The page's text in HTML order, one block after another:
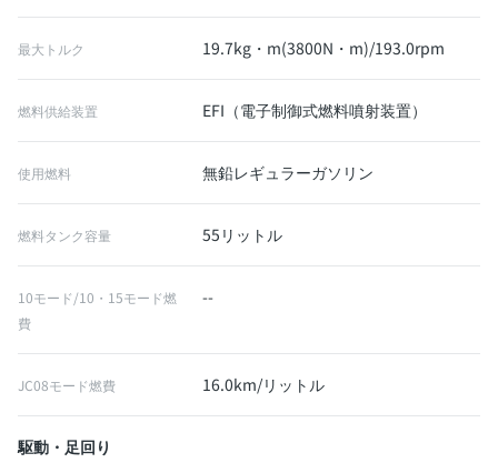
最大トルク 19.7kg・m(3800N・m)/193.0rpm
燃料供給装置 EFI（電子制御式燃料噴射装置）
使用燃料 無鉛レギュラーガソリン
燃料タンク容量 55リットル
10モード/10・15モード燃
費
--
JC08モード燃費 16.0km/リットル
駆動・足回り